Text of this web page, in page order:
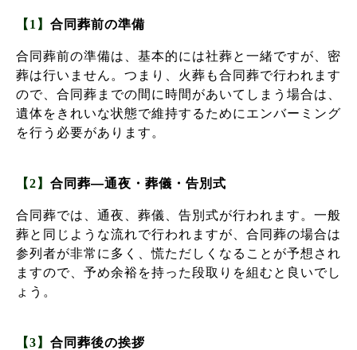
【1】 合同葬前の準備
合同葬前の準備は、基本的には社葬と一緒ですが、密
葬は行いません。つまり、火葬も合同葬で行われます
ので、合同葬までの間に時間があいてしまう場合は、
遺体をきれいな状態で維持するためにエンバーミング
を行う必要があります。
【2】 合同葬―通夜・葬儀・告別式
合同葬では、通夜、葬儀、告別式が行われます。一般
葬と同じような流れで行われますが、合同葬の場合は
参列者が非常に多く、慌ただしくなることが予想され
ますので、予め余裕を持った段取りを組むと良いでし
ょう。
【3】 合同葬後の挨拶